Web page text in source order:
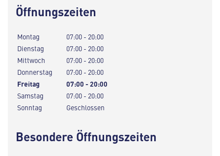
Öffnungszeiten
Montag
07:00 - 20:00
Dienstag
07:00 - 20:00
Mittwoch
07:00 - 20:00
Donnerstag
07:00 - 20:00
Freitag
07:00 - 20:00
Samstag
07:00 - 20:00
Sonntag
Geschlossen
Besondere Öffnungszeiten